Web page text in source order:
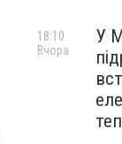
У
18:10
Вчора